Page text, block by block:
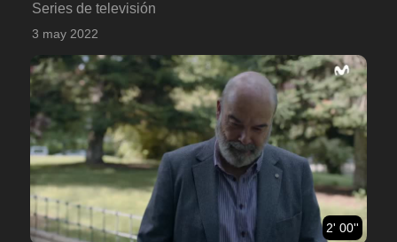
Series de televisión
3 may 2022
2' 00''